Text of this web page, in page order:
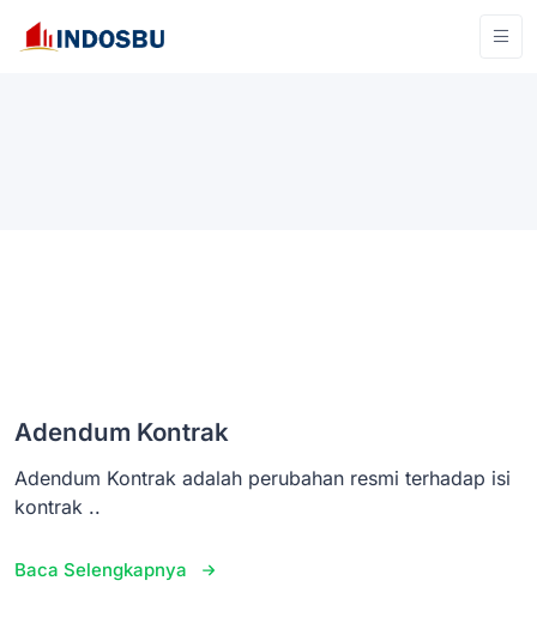
Adendum Kontrak
Adendum Kontrak adalah perubahan resmi terhadap isi
kontrak ..
Baca Selengkapnya